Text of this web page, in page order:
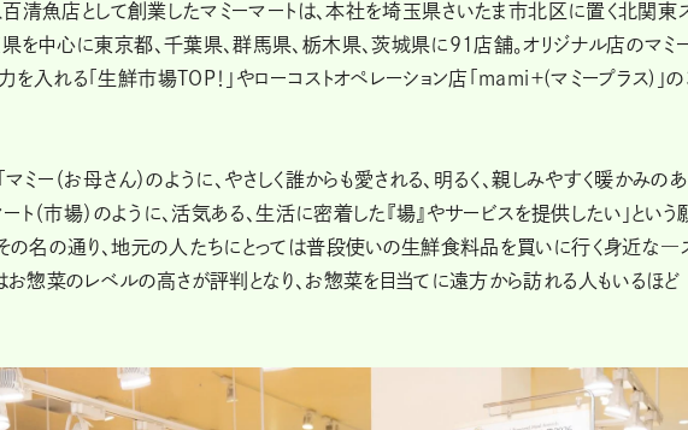
魚店として創業したマミーマートは、本社を埼玉県さいたま市北区に置く北関東
県を中心に東京都、千葉県、群馬県、栃木県、茨城県に91店舗。オリジナル店のマミ
入れる「生鮮市場TOP！」やローコストオペレーション店「mami＋(マミープラス)」
マミー（お母さん）のように、やさしく誰からも愛される、明るく、親しみやすく暖かみの
マート（市場）のように、活気ある、生活に密着した『場』やサービスを提供したい」とい
その名の通り、地元の人たちにとっては普段使いの生鮮食料品を買いに行く身近な―
お惣菜のレベルの高さが評判となり、お惣菜を目当てに遠方から訪れる人もいるほど